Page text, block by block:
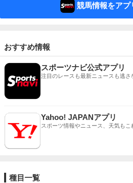
競馬情報をアプ
おすすめ情報
スポーツナビ公式アプリ
注目のレースも最新ニュースも逃さ
Yahoo! JAPANアプリ
スポーツ情報やニュース、天気もこ
種目一覧